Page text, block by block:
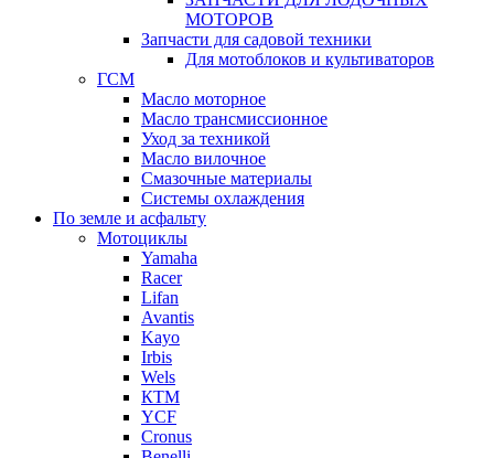
МОТОРОВ
Запчасти для садовой техники
Для мотоблоков и культиваторов
ГСМ
Масло моторное
Масло трансмиссионное
Уход за техникой
Масло вилочное
Смазочные материалы
Системы охлаждения
По земле и асфальту
Мотоциклы
Yamaha
Racer
Lifan
Avantis
Kayo
Irbis
Wels
КТМ
YCF
Cronus